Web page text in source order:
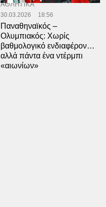
ΑΘΛΗΤΙΚΑ
30.03.2026 18:56
Παναθηναϊκός –
Ολυμπιακός: Χωρίς
βαθμολογικό ενδιαφέρον…
αλλά πάντα ένα ντέρμπι
«αιωνίων»